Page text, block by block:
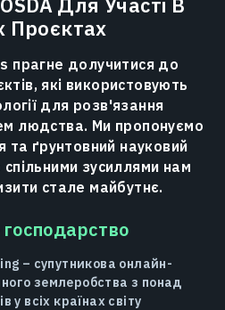
Проєктах
прагне долучитися до
які використовують
для розв'язання
людства. Ми пропонуємо
та ґрунтовний науковий
зусиллями нам
стале майбутнє.
господарство
– супутникова онлайн-
землеробства з понад
у всіх країнах світу